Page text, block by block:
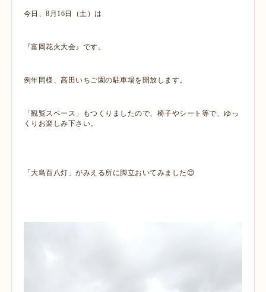
今日、8月16日（土）は
『富岡花火大会』です。
例年同様、高田いちご園の駐車場を開放します。
「観覧スペース」もつくりましたので、椅子やシート等で、ゆっ
くりお楽しみ下さい。
「大島百八灯」がみえる所に脚立おいてみました😊